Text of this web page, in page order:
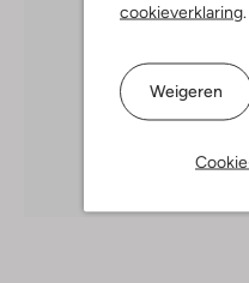
cookieverklaring
Weigeren